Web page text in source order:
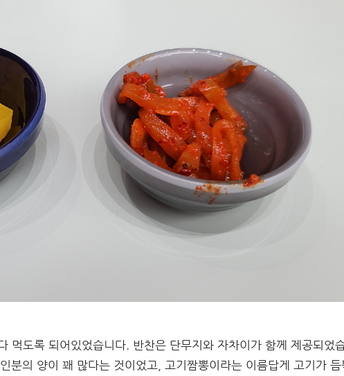
먹도록 되어있었습니다. 반찬은 단무지와 자차이가 함께 제공되었
분의 양이 꽤 많다는 것이었고, 고기짬뽕이라는 이름답게 고기가 듬